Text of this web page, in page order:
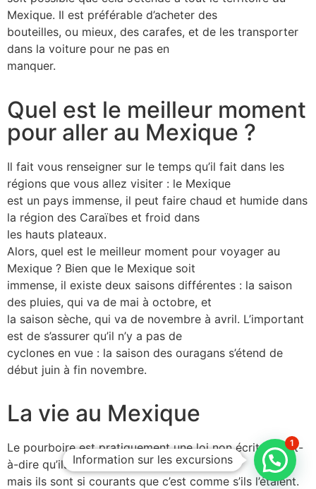
Mexique. Il est préférable d’acheter des
bouteilles, ou mieux, des carafes, et de les transporter
dans la voiture pour ne pas en
manquer.
Quel est le meilleur moment
pour aller au Mexique ?
Il fait vous renseigner sur le temps qu’il fait dans les
régions que vous allez visiter : le Mexique
est un pays immense, il peut faire chaud et humide dans
la région des Caraïbes et froid dans
les hauts plateaux.
Alors, quel est le meilleur moment pour voyager au
Mexique ? Bien que le Mexique soit
immense, il existe deux saisons différentes : la saison
des pluies, qui va de mai à octobre, et
la saison sèche, qui va de novembre à avril. L’important
est de s’assurer qu’il n’y a pas de
cyclones en vue : la saison des ouragans s’étend de
début juin à fin novembre.
La vie au Mexique
Le pourboire est pratiquement une loi non écrite. C’est-
à-dire qu’ils ne sont pas obligatoires,
mais ils sont si courants que c’est comme s’ils l’étaient.
Information sur les excursions
1